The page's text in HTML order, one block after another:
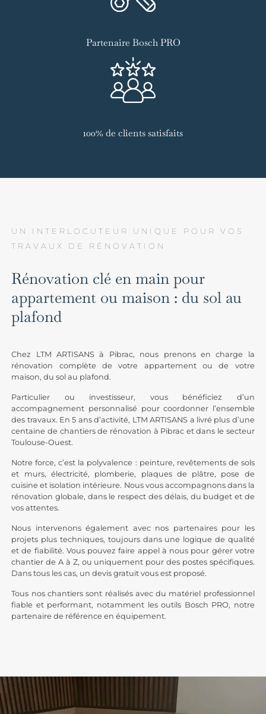
Partenaire Bosch PRO
100% de clients satisfaits
UN INTERLOCUTEUR UNIQUE POUR VOS
TRAVAUX DE RÉNOVATION
Rénovation clé en main pour
appartement ou maison : du sol au
plafond
Chez LTM ARTISANS à Pibrac, nous prenons en charge la
rénovation complète de votre appartement ou de votre
maison, du sol au plafond.
Particulier ou investisseur, vous bénéficiez d’un
accompagnement personnalisé pour coordonner l’ensemble
des travaux. En 5 ans d’activité, LTM ARTISANS a livré plus d’une
centaine de chantiers de rénovation à Pibrac et dans le secteur
Toulouse-Ouest.
Notre force, c’est la polyvalence : peinture, revêtements de sols
et murs, électricité, plomberie, plaques de plâtre, pose de
cuisine et isolation intérieure. Nous vous accompagnons dans la
rénovation globale, dans le respect des délais, du budget et de
vos attentes.
Nous intervenons également avec nos partenaires pour les
projets plus techniques, toujours dans une logique de qualité
et de fiabilité. Vous pouvez faire appel à nous pour gérer votre
chantier de A à Z, ou uniquement pour des postes spécifiques.
Dans tous les cas, un devis gratuit vous est proposé.
Tous nos chantiers sont réalisés avec du matériel professionnel
fiable et performant, notamment les outils Bosch PRO, notre
partenaire de référence en équipement.